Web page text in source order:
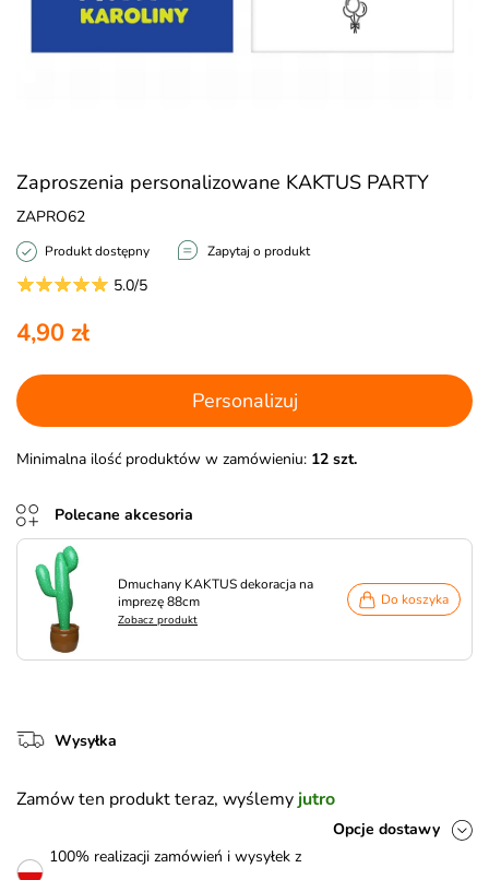
Zaproszenia personalizowane KAKTUS PARTY
ZAPRO62
Produkt dostępny Zapytaj o produkt
5.0/5
4,90 zł
Minimalna ilość produktów w zamówieniu: 12 szt.
Personalizuj
Polecane akcesoria
Dmuchany KAKTUS dekoracja na
imprezę 88cm
Zobacz produkt
Do koszyka
Wysyłka
Zamów ten produkt teraz, wyślemy jutro
Opcje dostawy
100% realizacji zamówień i wysyłek z